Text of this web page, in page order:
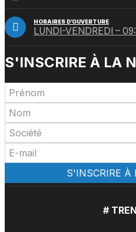
HORAIRES D’OUVERTURE
LUNDI-VENDREDI –
S'INSCRIRE À LA
#